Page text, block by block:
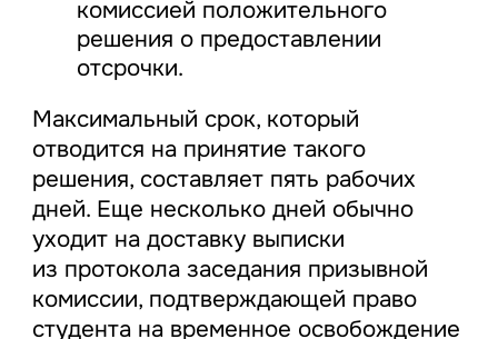
комиссией положительного
решения о предоставлении
отсрочки.
Максимальный срок, который
отводится на принятие такого
решения, составляет пять рабочих
дней. Еще несколько дней обычно
уходит на доставку выписки
из протокола заседания призывной
комиссии, подтверждающей право
студента на временное освобождение